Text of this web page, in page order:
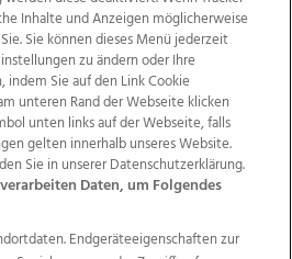
Kontakt
Jobs
AGB Anzeigekunden
Politische Werbung
Inhalte und Anzeigen möglicherweise
Sie können dieses Menü jederzeit
zu ändern oder Ihre
Sie auf den Link Cookie
unteren Rand der Webseite klicken
unten links auf der Webseite, falls
gelten innerhalb unseres Website.
Sie in unserer Datenschutzerklärung.
Daten, um Folgendes
Endgeräteeigenschaften zur